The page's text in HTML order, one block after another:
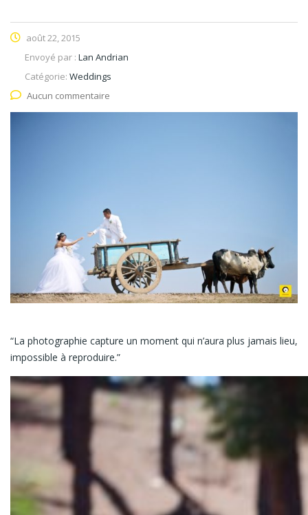
août 22, 2015
Envoyé par : Lan Andrian
Catégorie: Weddings
Aucun commentaire
“La photographie capture un moment qui n’aura plus jamais lieu,
impossible à reproduire.”